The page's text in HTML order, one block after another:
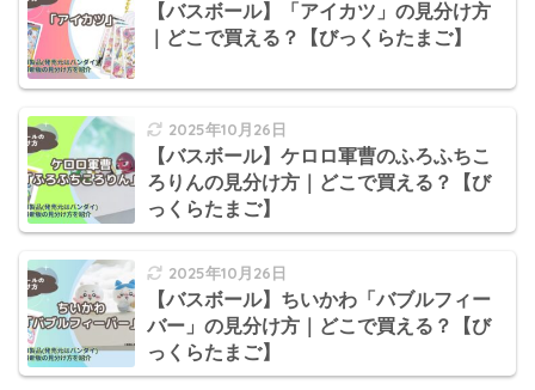
【バスボール】「アイカツ」の見分け方
｜どこで買える？【びっくらたまご】
2025年10月26日
【バスボール】ケロロ軍曹のふろふちこ
ろりんの見分け方｜どこで買える？【び
っくらたまご】
2025年10月26日
【バスボール】ちいかわ「バブルフィー
バー」の見分け方｜どこで買える？【び
っくらたまご】